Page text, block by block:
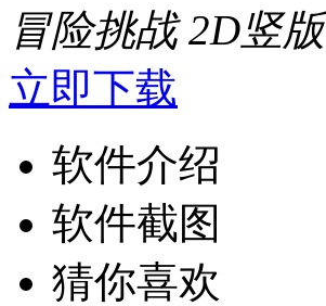
冒险挑战 2D竖版
立即下载
软件介绍
软件截图
猜你喜欢